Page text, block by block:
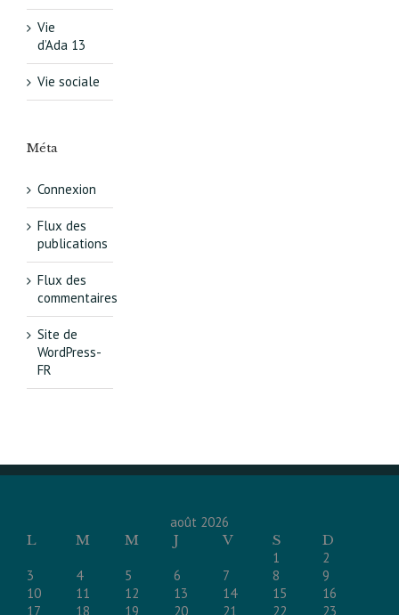
Vie
d’Ada 13
Vie sociale
Méta
Connexion
Flux des
publications
Flux des
commentaires
Site de
WordPress-
FR
août 2026
L
M M J V S
D
1
2
3
4 5 6 7 8
9
10
11 12 13 14 15
16
17
18 19 20 21 22 23